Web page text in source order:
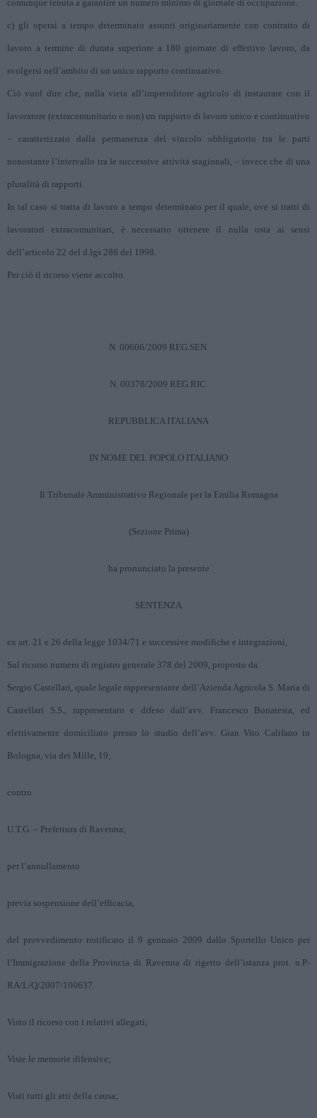
comunque tenuta a garantire un numero minimo di giornate di occupazione.
c) gli operai a tempo determinato assunti originariamente con contratto di
lavoro a termine di durata superiore a 180 giornate di effettivo lavoro, da
svolgersi nell’ambito di un unico rapporto continuativo.
Ciò vuol dire che, nulla vieta all’imprenditore agricolo di instaurare con il
lavoratore (extracomunitario o non) un rapporto di lavoro unico e continuativo
– caratterizzato dalla permanenza del vincolo obbligatorio tra le parti
nonostante l’intervallo tra le successive attività stagionali, – invece che di una
pluralità di rapporti.
In tal caso si tratta di lavoro a tempo determinato per il quale, ove si tratti di
lavoratori extracomunitari, è necessario ottenere il nulla osta ai sensi
dell’articolo 22 del d.lgs 286 del 1998.
Per ciò il ricorso viene accolto.
N. 00606/2009 REG.SEN.
N. 00378/2009 REG.RIC.
REPUBBLICA ITALIANA
IN NOME DEL POPOLO ITALIANO
Il Tribunale Amministrativo Regionale per la Emilia Romagna
(Sezione Prima)
ha pronunciato la presente
SENTENZA
ex art. 21 e 26 della legge 1034/71 e successive modifiche e integrazioni,
Sul ricorso numero di registro generale 378 del 2009, proposto da:
Sergio Castellari, quale legale rappresentante dell’Azienda Agricola S. Maria di
Castellari S.S., rappresentato e difeso dall’avv. Francesco Bonatesta, ed
elettivamente domiciliato presso lo studio dell’avv. Gian Vito Califano in
Bologna, via dei Mille, 19;
contro
U.T.G. – Prefettura di Ravenna;
per l’annullamento
previa sospensione dell’efficacia,
del provvedimento notificato il 9 gennaio 2009 dallo Sportello Unico per
l’Immigrazione della Provincia di Ravenna di rigetto dell’istanza prot. n.P-
RA/L/Q/2007/100637.
Visto il ricorso con i relativi allegati;
Viste le memorie difensive;
Visti tutti gli atti della causa;